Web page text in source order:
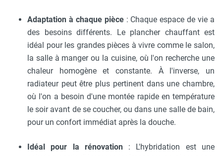
Adaptation à chaque pièce: Chaque espace de vie a
des besoins différents. Le plancher chauffant est
idéal pour les grandes pièces à vivre comme le salon,
la salle à manger ou la cuisine, où l'on recherche une
chaleur homogène et constante. À l'inverse, un
radiateur peut être plus pertinent dans une chambre,
où l'on a besoin d'une montée rapide en température
le soir avant de se coucher, ou dans une salle de bain,
pour un confort immédiat après la douche.
Idéal pour la rénovation: L'hybridation est une